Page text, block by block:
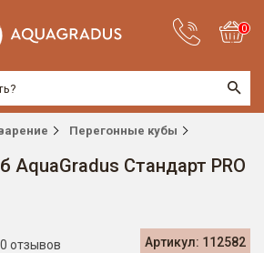
0
Перегонные кубы
AquaGradus Стандарт PRO
Артикул: 112582
0 отзывов